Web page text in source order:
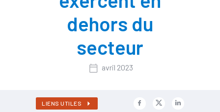
dehors du
secteur
avril 2023
LIENS UTILES